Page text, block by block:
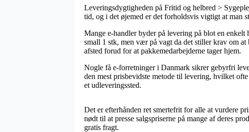
Leveringsdygtigheden på Fritid og helbred >
tid, og i det øjemed er det forholdsvis vigtigt at man
Mange e-handler byder på levering på blot en
small 1 stk, men vær på vagt da det stiller krav om
afsted forud for at pakkemedarbejderne tager hjem.
Nogle få e-forretninger i Danmark sikrer gebyrfri
den mest prisbevidste metode til levering, hvilket
et udleveringssted.
Det er efterhånden ret smertefrit for alle at vurdere
nødt til at presse salgspriserne på mange af deres
gratis fragt.